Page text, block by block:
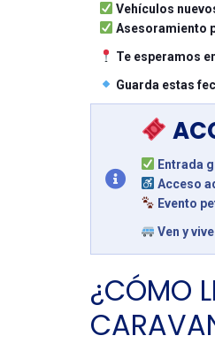
Vehículos
Asesoramiento
Te esperamos
Guarda estas
Entrada
Acceso
Evento
Ven y
¿CÓMO